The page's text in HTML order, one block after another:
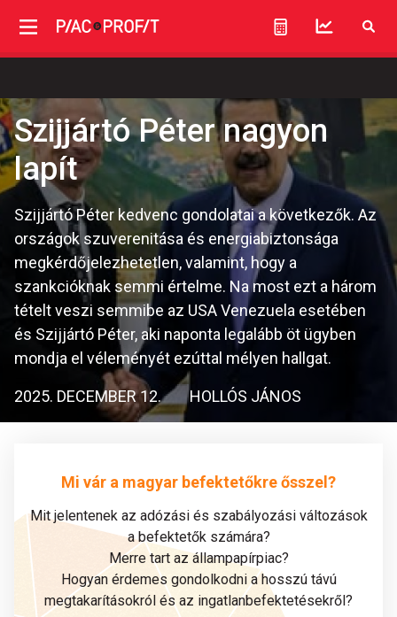
Szijjártó Péter nagyon
lapít
Szijjártó Péter kedvenc gondolatai a következők. Az
országok szuverenitása és energiabiztonsága
megkérdőjelezhetetlen, valamint, hogy a
szankcióknak semmi értelme. Na most ezt a három
tételt veszi semmibe az USA Venezuela esetében
és Szijjártó Péter, aki naponta legalább öt ügyben
mondja el véleményét ezúttal mélyen hallgat.
2025. DECEMBER 12. HOLLÓS JÁNOS
Mi vár a magyar befektetőkre ősszel?
Mit jelentenek az adózási és szabályozási változások
a befektetők számára?
Merre tart az állampapírpiac?
Hogyan érdemes gondolkodni a hosszú távú
megtakarításokról és az ingatlanbefektetésekről?